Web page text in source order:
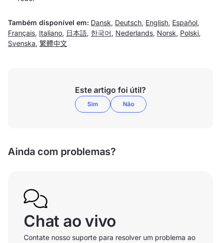
Também disponível em: Dansk, Deutsch, English, Español,
Français, Italiano, 日本語, 한국어 , Nederlands, Norsk, Polski,
Svenska, 繁體中文
Este artigo foi útil?
Sim Não
Ainda com problemas?
Chat ao vivo
Contate nosso suporte para resolver um problema ao